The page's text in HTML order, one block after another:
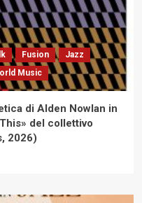
Fusion
Jazz
Music
di Alden Nowlan in
del collettivo
2026)